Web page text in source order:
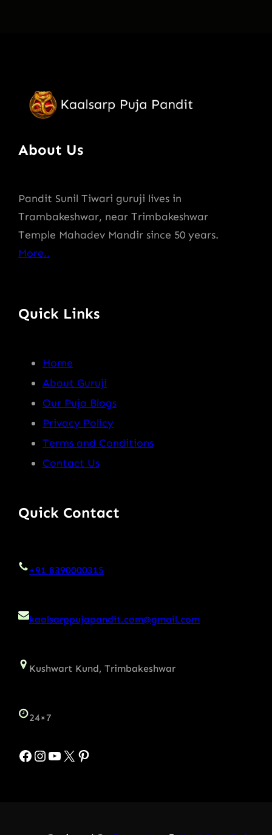
About Us
Pandit Sunil Tiwari guruji lives in
Trambakeshwar, near Trimbakeshwar
Temple Mahadev Mandir since 50 years.
More..
Quick Links
Home
About Guruji
Our Puja Blogs
Privacy Policy
Terms and Conditions
Contact Us
Quick Contact
+91 8390000315
kaalsarppujapandit.com@gmail.com
Kushwart Kund, Trimbakeshwar
24×7
Facebook InstagramYouTube X Pinterest